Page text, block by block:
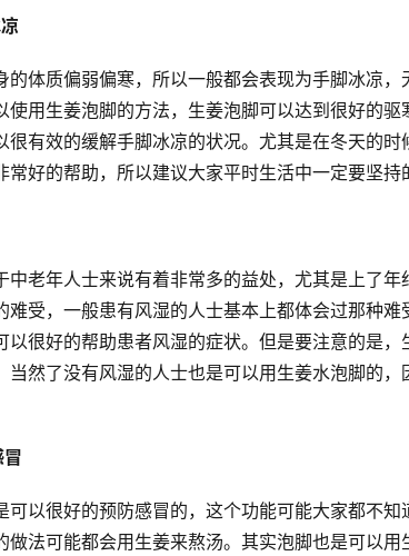
的体质偏弱偏寒，所以一般都会表现为手脚冰凉
使用生姜泡脚的方法，生姜泡脚可以达到很好的
很有效的缓解手脚冰凉的状况。尤其是在冬天的
常好的帮助，所以建议大家平时生活中一定要坚持
中老年人士来说有着非常多的益处，尤其是上了
难受，一般患有风湿的人士基本上都体会过那种
以很好的帮助患者风湿的症状。但是要注意的是
当然了没有风湿的人士也是可以用生姜水泡脚的
可以很好的预防感冒的，这个功能可能大家都不
做法可能都会用生姜来熬汤。其实泡脚也是可以